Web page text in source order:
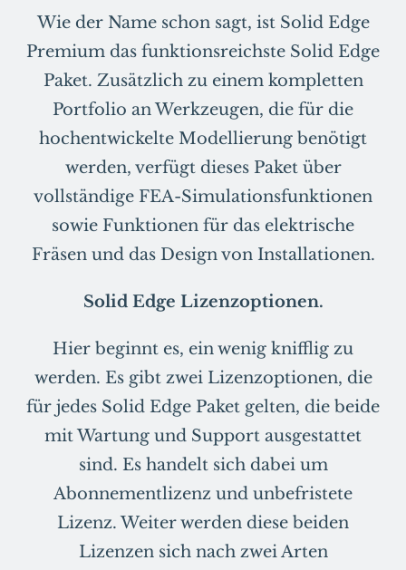
Wie der Name schon sagt, ist Solid Edge
Premium das funktionsreichste Solid Edge
Paket. Zusätzlich zu einem kompletten
Portfolio an Werkzeugen, die für die
hochentwickelte Modellierung benötigt
werden, verfügt dieses Paket über
vollständige FEA-Simulationsfunktionen
sowie Funktionen für das elektrische
Fräsen und das Design von Installationen.
Solid Edge Lizenzoptionen.
Hier beginnt es, ein wenig knifflig zu
werden. Es gibt zwei Lizenzoptionen, die
für jedes Solid Edge Paket gelten, die beide
mit Wartung und Support ausgestattet
sind. Es handelt sich dabei um
Abonnementlizenz und unbefristete
Lizenz. Weiter werden diese beiden
Lizenzen sich nach zwei Arten